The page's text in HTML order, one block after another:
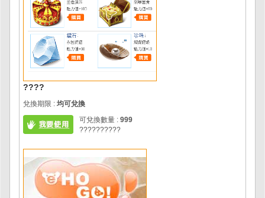
????
兌換期限 : 均可兌換
可兌換數量 : 999
??????????